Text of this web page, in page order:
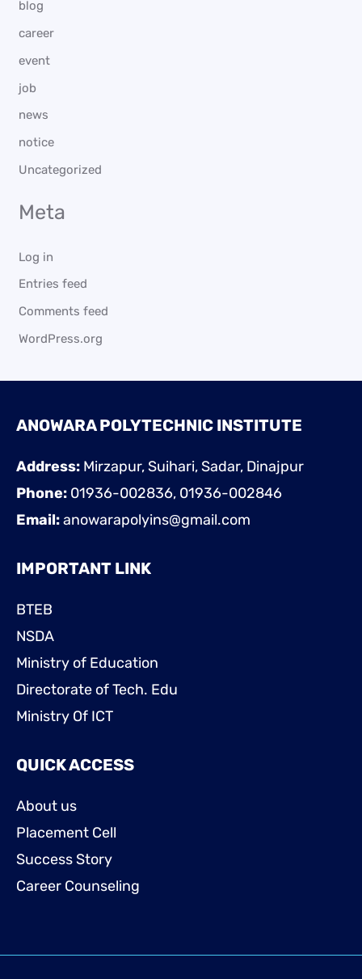
blog
career
event
job
news
notice
Uncategorized
Meta
Log in
Entries feed
Comments feed
WordPress.org
ANOWARA POLYTECHNIC INSTITUTE
Address: Mirzapur, Suihari, Sadar, Dinajpur
Phone: 01936-002836, 01936-002846
Email:anowarapolyins@gmail.com
IMPORTANT LINK
BTEB
NSDA
Ministry of Education
Directorate of Tech. Edu
Ministry Of ICT
QUICK ACCESS
About us
Placement Cell
Success Story
Career Counseling